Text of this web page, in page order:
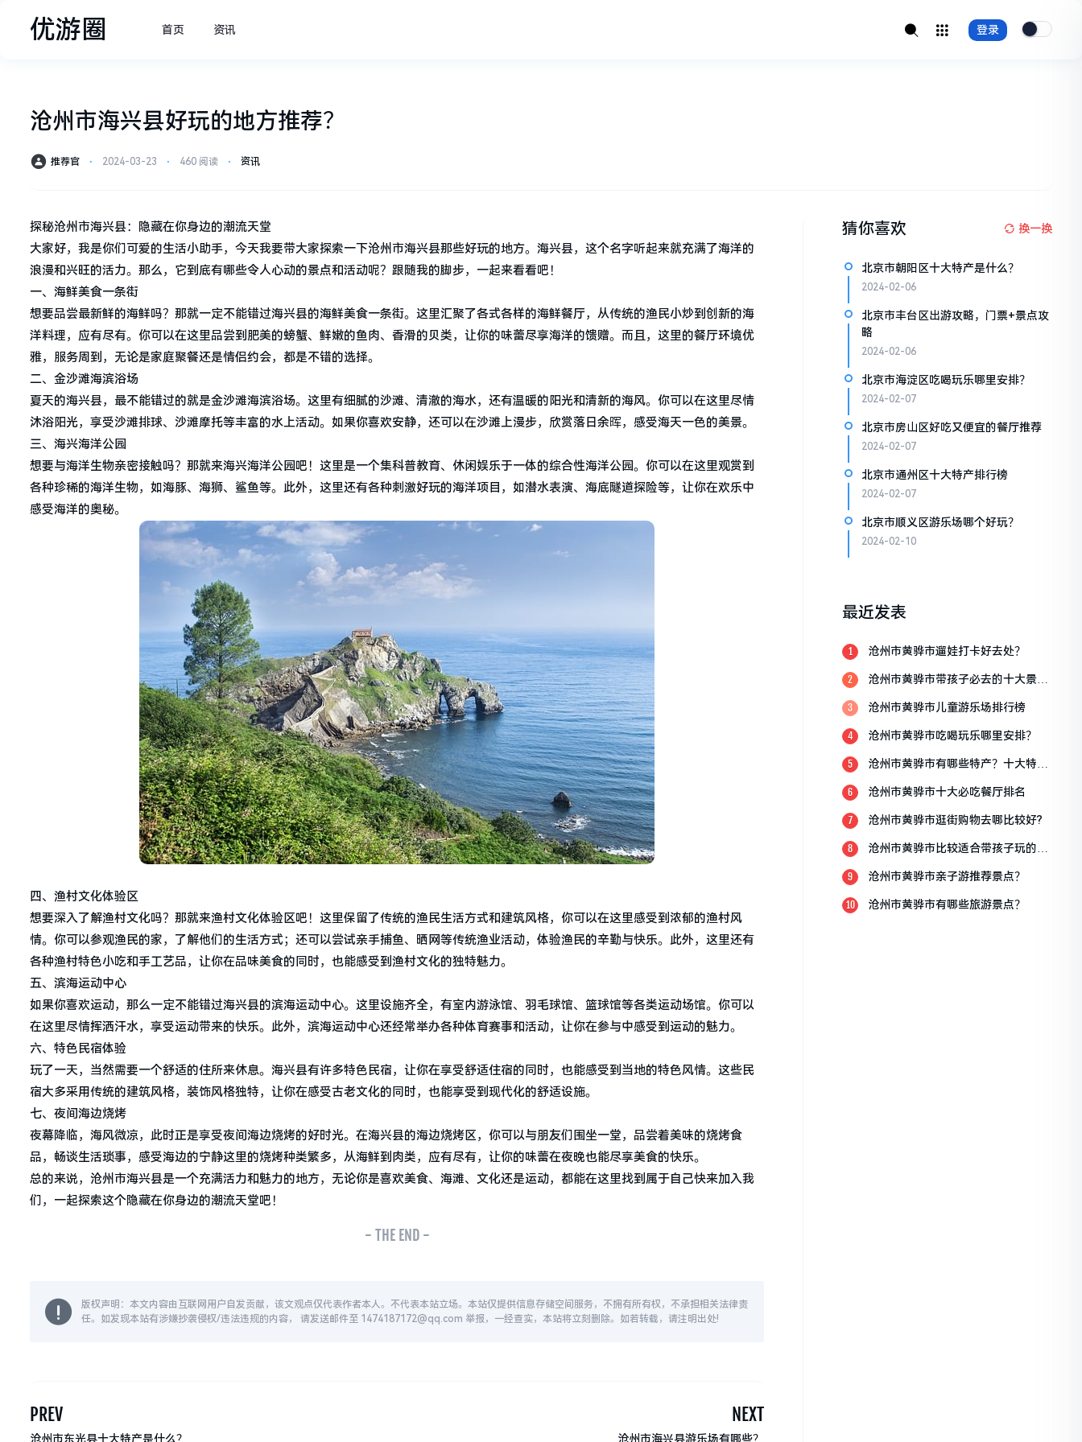
优游圈 首页 资讯 登录
沧州市海兴县好玩的地方推荐？
推荐官 ⋅ 2024-03-23 ⋅ 460 阅读 ⋅ 资讯
探秘沧州市海兴县：隐藏在你身边的潮流天堂
大家好，我是你们可爱的生活小助手，今天我要带大家探索一下沧州市海兴县那些好玩的地方。海兴县，这个名字听起来就充满了海洋的
浪漫和兴旺的活力。那么，它到底有哪些令人心动的景点和活动呢？跟随我的脚步，一起来看看吧！
一、海鲜美食一条街
想要品尝最新鲜的海鲜吗？那就一定不能错过海兴县的海鲜美食一条街。这里汇聚了各式各样的海鲜餐厅，从传统的渔民小炒到创新的海
洋料理，应有尽有。你可以在这里品尝到肥美的螃蟹、鲜嫩的鱼肉、香滑的贝类，让你的味蕾尽享海洋的馈赠。而且，这里的餐厅环境优
雅，服务周到，无论是家庭聚餐还是情侣约会，都是不错的选择。
二、金沙滩海滨浴场
夏天的海兴县，最不能错过的就是金沙滩海滨浴场。这里有细腻的沙滩、清澈的海水，还有温暖的阳光和清新的海风。你可以在这里尽情
沐浴阳光，享受沙滩排球、沙滩摩托等丰富的水上活动。如果你喜欢安静，还可以在沙滩上漫步，欣赏落日余晖，感受海天一色的美景。
三、海兴海洋公园
想要与海洋生物亲密接触吗？那就来海兴海洋公园吧！这里是一个集科普教育、休闲娱乐于一体的综合性海洋公园。你可以在这里观赏到
各种珍稀的海洋生物，如海豚、海狮、鲨鱼等。此外，这里还有各种刺激好玩的海洋项目，如潜水表演、海底隧道探险等，让你在欢乐中
感受海洋的奥秘。
四、渔村文化体验区
想要深入了解渔村文化吗？那就来渔村文化体验区吧！这里保留了传统的渔民生活方式和建筑风格，你可以在这里感受到浓郁的渔村风
情。你可以参观渔民的家，了解他们的生活方式；还可以尝试亲手捕鱼、晒网等传统渔业活动，体验渔民的辛勤与快乐。此外，这里还有
各种渔村特色小吃和手工艺品，让你在品味美食的同时，也能感受到渔村文化的独特魅力。
五、滨海运动中心
如果你喜欢运动，那么一定不能错过海兴县的滨海运动中心。这里设施齐全，有室内游泳馆、羽毛球馆、篮球馆等各类运动场馆。你可以
在这里尽情挥洒汗水，享受运动带来的快乐。此外，滨海运动中心还经常举办各种体育赛事和活动，让你在参与中感受到运动的魅力。
六、特色民宿体验
玩了一天，当然需要一个舒适的住所来休息。海兴县有许多特色民宿，让你在享受舒适住宿的同时，也能感受到当地的特色风情。这些民
宿大多采用传统的建筑风格，装饰风格独特，让你在感受古老文化的同时，也能享受到现代化的舒适设施。
七、夜间海边烧烤
夜幕降临，海风微凉，此时正是享受夜间海边烧烤的好时光。在海兴县的海边烧烤区，你可以与朋友们围坐一堂，品尝着美味的烧烤食
品，畅谈生活琐事，感受海边的宁静这里的烧烤种类繁多，从海鲜到肉类，应有尽有，让你的味蕾在夜晚也能尽享美食的快乐。
总的来说，沧州市海兴县是一个充满活力和魅力的地方，无论你是喜欢美食、海滩、文化还是运动，都能在这里找到属于自己快来加入我
们，一起探索这个隐藏在你身边的潮流天堂吧！
- THE END -
版权声明：本文内容由互联网用户自发贡献，该文观点仅代表作者本人。不代表本站立场。本站仅提供信息存储空间服务，不拥有所有权，不承担相关法律责
任。如发现本站有涉嫌抄袭侵权/违法违规的内容， 请发送邮件至 1474187172@qq.com 举报，一经查实，本站将立刻删除。如若转载，请注明出处!
PREV
沧州市东光县十大特产是什么？
NEXT
沧州市海兴县游乐场有哪些？
猜你喜欢 换一换
北京市朝阳区十大特产是什么？
2024-02-06
北京市丰台区出游攻略，门票+景点攻
略
2024-02-06
北京市海淀区吃喝玩乐哪里安排？
2024-02-07
北京市房山区好吃又便宜的餐厅推荐
2024-02-07
北京市通州区十大特产排行榜
2024-02-07
北京市顺义区游乐场哪个好玩？
2024-02-10
最近发表
1 沧州市黄骅市遛娃打卡好去处？
2
沧州市黄骅市带孩子必去的十大景
3 沧州市黄骅市儿童游乐场排行榜
4 沧州市黄骅市吃喝玩乐哪里安排？
5
沧州市黄骅市有哪些特产？十大特产
6 沧州市黄骅市十大必吃餐厅排名
7 沧州市黄骅市逛街购物去哪比较好?
8
沧州市黄骅市比较适合带孩子玩的地
9 沧州市黄骅市亲子游推荐景点？
10 沧州市黄骅市有哪些旅游景点？